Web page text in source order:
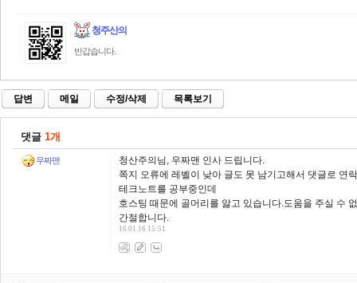
청주산의
반갑습니다.
답변 메일 수정/삭제 목록보기
댓글 1개
우짜맨
청산주의님, 우짜맨 인사 드립니다.
쪽지 오류에 레벨이 낮아 글도 못 남기고해서 댓글로 연
테크노트를 공부중인데
호스팅 때문에 골머리를 앓고 있습니다.도움을 주실 수
간절합니다.
16.01.16 15:51